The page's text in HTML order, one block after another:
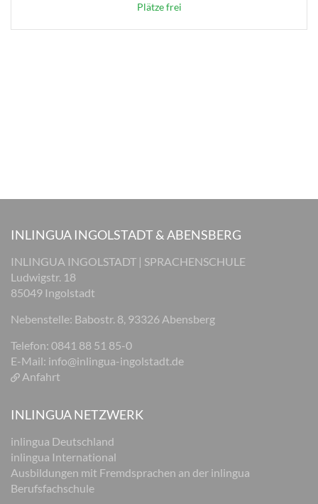
Plätze frei
INLINGUA INGOLSTADT & ABENSBERG
INLINGUA INGOLSTADT | SPRACHENSCHULE
Ludwigstr. 18
85049 Ingolstadt
Nebenstelle: Babostr. 8, 93326 Abensberg
Telefon: 0841 88 51 85-0
E-Mail: info@inlingua-ingolstadt.de
Anfahrt
INLINGUA NETZWERK
inlingua Deutschland
inlingua International
Ausbildungen mit Fremdsprachen an der inlingua
Berufsfachschule